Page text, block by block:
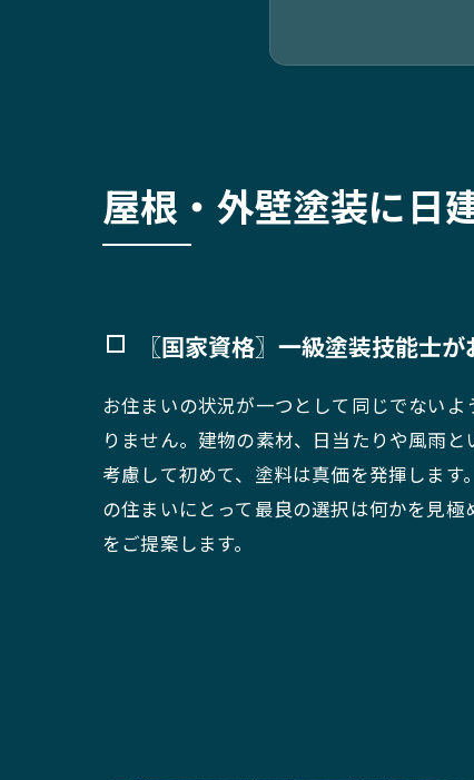
屋根・外壁塗装に日
〖国家資格〗一級塗装技能士
お住まいの状況が一つとして同じでない
りません。建物の素材、日当たりや風雨
考慮して初めて、塗料は真価を発揮しま
の住まいにとって最良の選択は何かを見
をご提案します。